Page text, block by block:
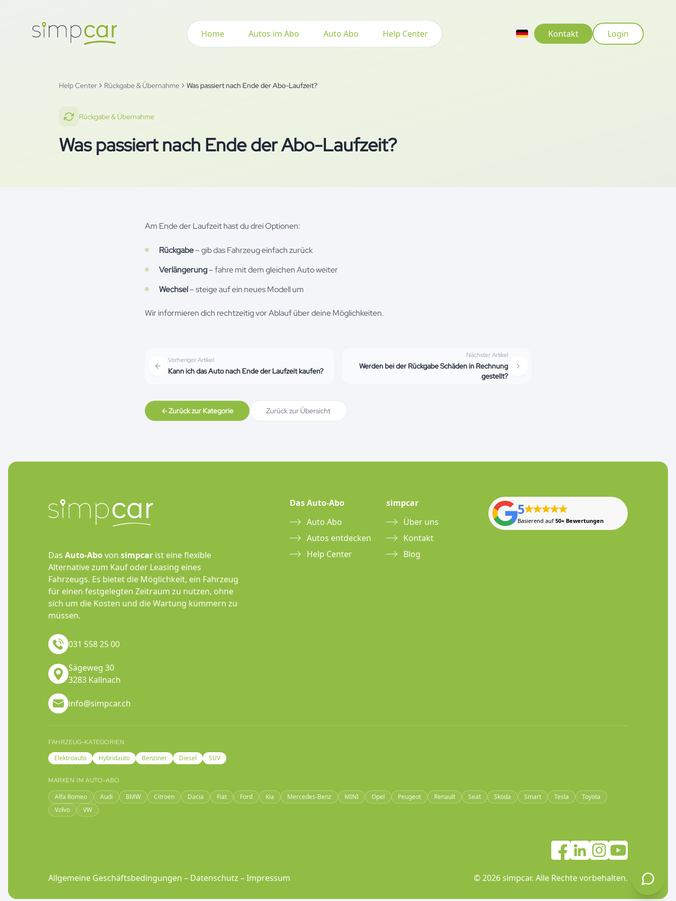
Home Autos im Abo Auto Abo Help Center Kontakt Login
Help Center Rückgabe & Übernahme Was passiert nach Ende der Abo-Laufzeit?
Rückgabe & Übernahme
Was passiert nach Ende der Abo-Laufzeit?
Am Ende der Laufzeit hast du drei Optionen:
Rückgabe– gib das Fahrzeug einfach zurück
Verlängerung– fahre mit dem gleichen Auto weiter
Wechsel– steige auf ein neues Modell um
Wir informieren dich rechtzeitig vor Ablauf über deine Möglichkeiten.
Vorheriger Artikel
Kann ich das Auto nach Ende der Laufzeit kaufen?
Nächster Artikel
Werden bei der Rückgabe Schäden in Rechnung
gestellt?
Zurück zur Kategorie Zurück zur Übersicht
Das Auto-Abovon simpcar ist eine flexible
Alternative zum Kauf oder Leasing eines
Fahrzeugs. Es bietet die Möglichkeit, ein Fahrzeug
für einen festgelegten Zeitraum zu nutzen, ohne
sich um die Kosten und die Wartung kümmern zu
müssen.
031 558 25 00
Sägeweg 30
3283 Kallnach
info@simpcar.ch
Das Auto-Abo
Auto Abo
Autos entdecken
Help Center
simpcar
Über uns
Kontakt
Blog
5
Basierend auf50+ Bewertungen
FAHRZEUG-KATEGORIEN
Elektroauto Hybridauto Benziner Diesel SUV
MARKEN IM AUTO-ABO
Alfa Romeo Audi BMW Citroen Dacia Fiat Ford Kia Mercedes-Benz MINI Opel Peugeot Renault Seat Skoda Smart Tesla
Toyota
Volvo
VW
Allgemeine Geschäftsbedingungen – Datenschutz –Impressum ©2026simpcar. Alle Rechte vorbehalten.